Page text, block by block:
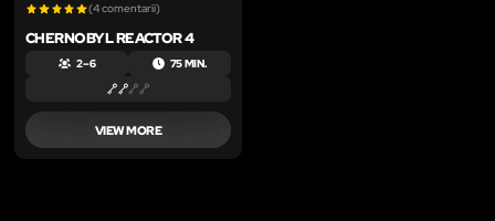
(4 comentarii)
CHERNOBYL REACTOR 4
2 – 6 75 MIN.
VIEW MORE